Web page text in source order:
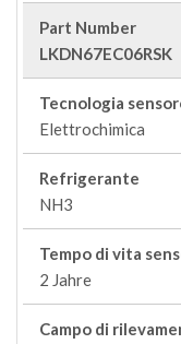
Part Number
LKDN67EC06RSK
Tecnologia
Elettrochimica
Refrigerante
NH3
Tempo di vita
2 Jahre
Campo di